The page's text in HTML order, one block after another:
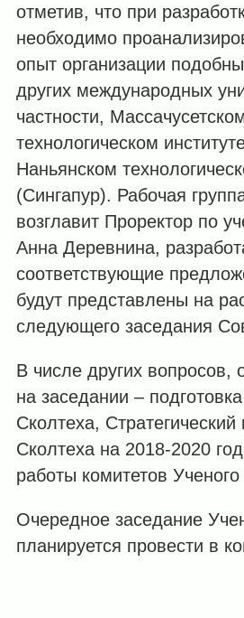
отметив, что при
необходимо
опыт организации
других международных
частности,
технологическом
Наньянском
(Сингапур). Рабочая
возглавит Проректор по
Анна Деревнина,
соответствующие
будут представлены на
следующего заседания
В числе других вопросов,
на заседании ‒
Сколтеха, Стратегический
Сколтеха на 2018-2020
работы комитетов
Очередное заседание
планируется провести в